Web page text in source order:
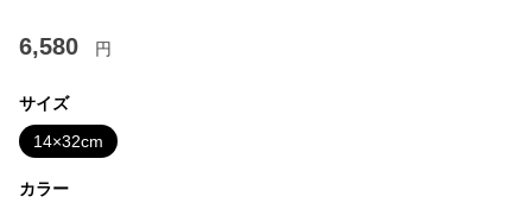
6,580 円
サイズ
14×32cm
カラー